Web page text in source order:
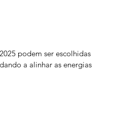
podem ser escolhidas
a alinhar as energias